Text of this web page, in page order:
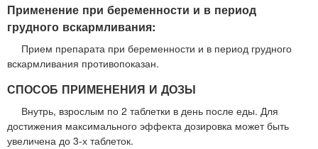
Применение при беременности и в период
грудного вскармливания:
Прием препарата при беременности и в период грудного
вскармливания противопоказан.
СПОСОБ ПРИМЕНЕНИЯ И ДОЗЫ
Внутрь, взрослым по 2 таблетки в день после еды. Для
достижения максимального эффекта дозировка может быть
увеличена до 3-х таблеток.